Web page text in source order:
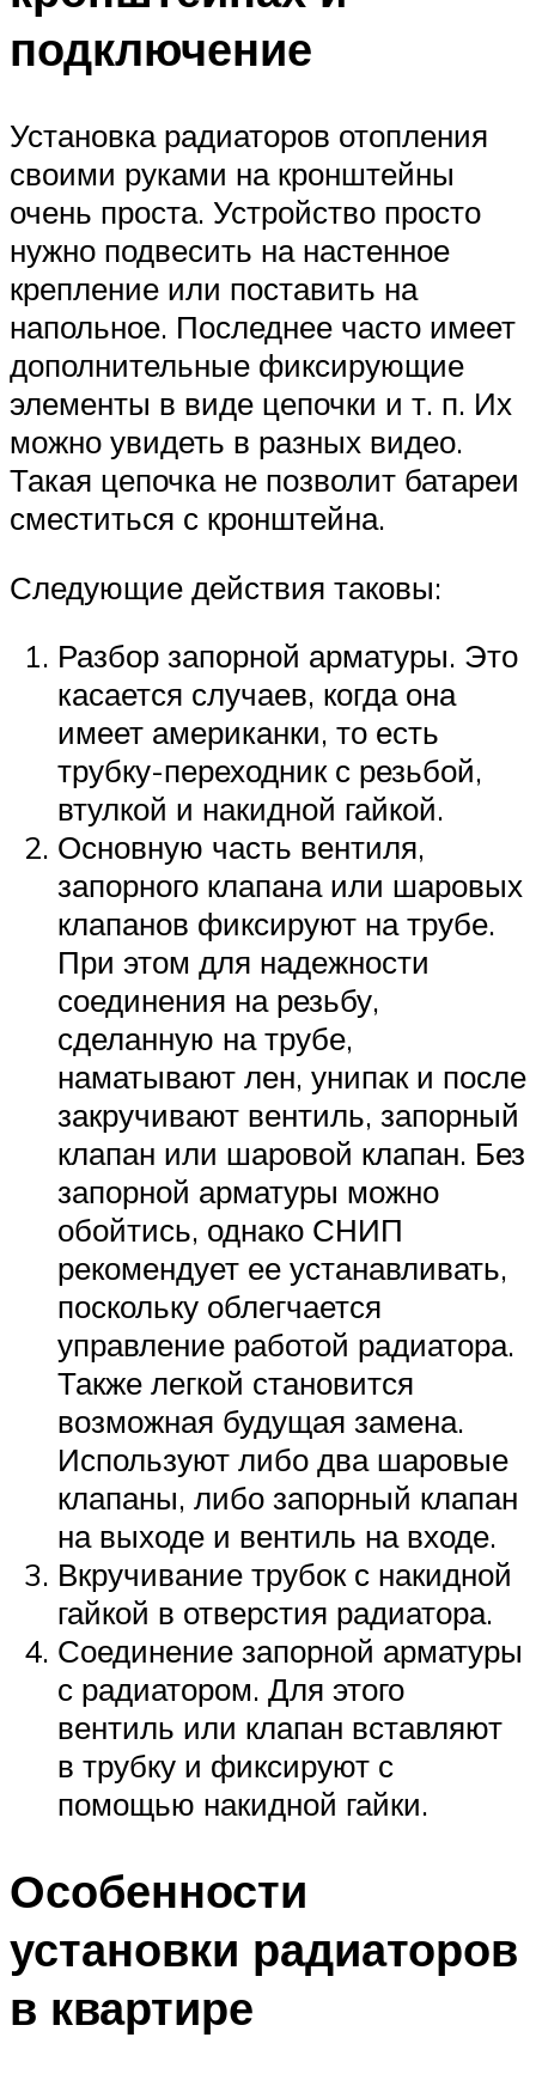
подключение
Установка радиаторов отопления
своими руками на кронштейны
очень проста. Устройство просто
нужно подвесить на настенное
крепление или поставить на
напольное. Последнее часто имеет
дополнительные фиксирующие
элементы в виде цепочки и т. п. Их
можно увидеть в разных видео.
Такая цепочка не позволит батареи
сместиться с кронштейна.
Следующие действия таковы:
Разбор запорной арматуры. Это
касается случаев, когда она
имеет американки, то есть
трубку-переходник с резьбой,
втулкой и накидной гайкой.
Основную часть вентиля,
запорного клапана или шаровых
клапанов фиксируют на трубе.
При этом для надежности
соединения на резьбу,
сделанную на трубе,
наматывают лен, унипак и после
закручивают вентиль, запорный
клапан или шаровой клапан. Без
запорной арматуры можно
обойтись, однако СНИП
рекомендует ее устанавливать,
поскольку облегчается
управление работой радиатора.
Также легкой становится
возможная будущая замена.
Используют либо два шаровые
клапаны, либо запорный клапан
на выходе и вентиль на входе.
Вкручивание трубок с накидной
гайкой в отверстия радиатора.
Соединение запорной арматуры
с радиатором. Для этого
вентиль или клапан вставляют
в трубку и фиксируют с
помощью накидной гайки.
Особенности
установки радиаторов
в квартире